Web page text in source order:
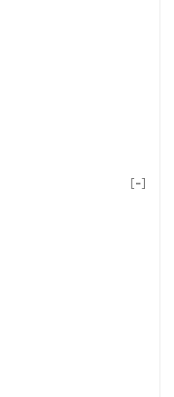
[-]